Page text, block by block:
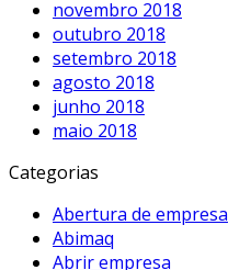
novembro 2018
outubro 2018
setembro 2018
agosto 2018
junho 2018
maio 2018
Categorias
Abertura de empresa
Abimaq
Abrir empresa